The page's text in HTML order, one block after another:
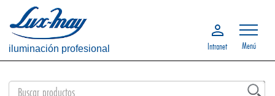
iluminación profesional Intranet Menú